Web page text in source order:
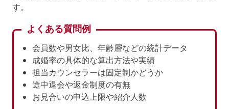
す。
よくある質問例
会員数や男女比、年齢層などの統計データ
成婚率の具体的な算出方法や実績
担当カウンセラーは固定制かどうか
途中退会や返金制度の有無
お見合いの申込上限や紹介人数